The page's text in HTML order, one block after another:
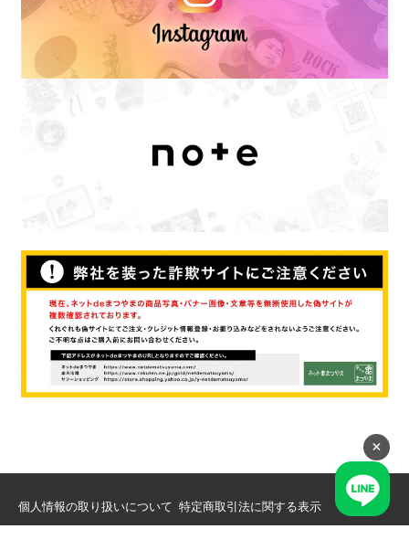
個人情報の取り扱いについて 特定商取引法に関する表示
×